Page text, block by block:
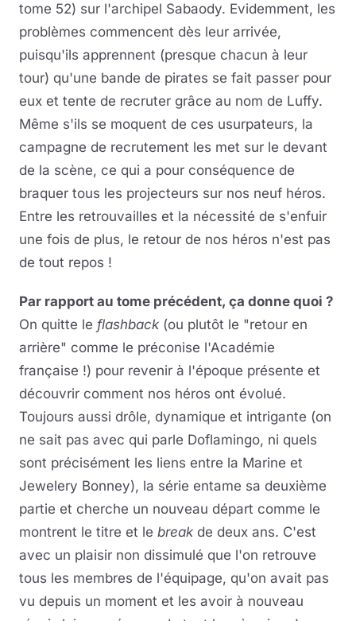
tome 52) sur l'archipel Sabaody. Evidemment, les
problèmes commencent dès leur arrivée,
puisqu'ils apprennent (presque chacun à leur
tour) qu'une bande de pirates se fait passer pour
eux et tente de recruter grâce au nom de Luffy.
Même s'ils se moquent de ces usurpateurs, la
campagne de recrutement les met sur le devant
de la scène, ce qui a pour conséquence de
braquer tous les projecteurs sur nos neuf héros.
Entre les retrouvailles et la nécessité de s'enfuir
une fois de plus, le retour de nos héros n'est pas
de tout repos !
Par rapport au tome précédent, ça donne quoi ?
On quitte le flashback (ou plutôt le "retour en
arrière" comme le préconise l'Académie
française !) pour revenir à l'époque présente et
découvrir comment nos héros ont évolué.
Toujours aussi drôle, dynamique et intrigante (on
ne sait pas avec qui parle Doflamingo, ni quels
sont précisément les liens entre la Marine et
Jewelery Bonney), la série entame sa deuxième
partie et cherche un nouveau départ comme le
montrent le titre et le break de deux ans. C'est
avec un plaisir non dissimulé que l'on retrouve
tous les membres de l'équipage, qu'on avait pas
vu depuis un moment et les avoir à nouveau